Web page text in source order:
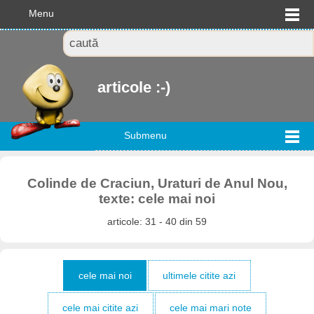
Menu
articole :-)
Submenu
Colinde de Craciun, Uraturi de Anul Nou,
texte: cele mai noi
articole: 31 - 40 din 59
cele mai noi ultimele citite azi
cele mai citite azi cele mai mari note